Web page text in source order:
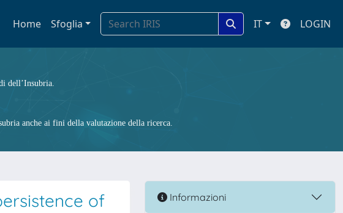
Home Sfoglia IT LOGIN
dell’Insubria.
anche ai fini della valutazione della ricerca.
of
Informazioni